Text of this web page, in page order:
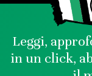
Leggi,
in un click,